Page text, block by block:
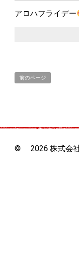
アロハフライデー
前のページ
© 2026 株式会社